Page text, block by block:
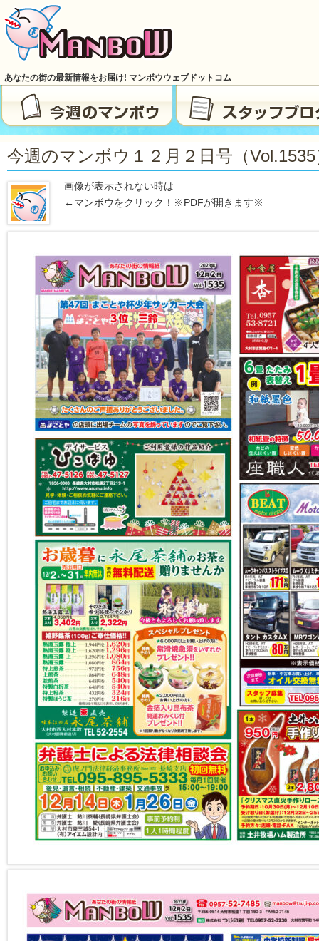
あなたの街の最新情報をお届け! マンボウウェブドットコム
今週のマンボウ１２月２日号（vol.1535
画像が表示されない時は
←マンボウをクリック！※PDFが開きます※